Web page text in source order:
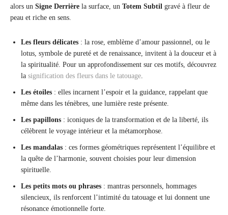
alors un Signe Derrière la surface, un Totem Subtil gravé à fleur de
peau et riche en sens.
Les fleurs délicates : la rose, emblème d’amour passionnel, ou le
lotus, symbole de pureté et de renaissance, invitent à la douceur et à
la spiritualité. Pour un approfondissement sur ces motifs, découvrez
la signification des fleurs dans le tatouage
Les étoiles : elles incarnent l’espoir et la guidance, rappelant que
même dans les ténèbres, une lumière reste présente.
Les papillons : iconiques de la transformation et de la liberté, ils
célèbrent le voyage intérieur et la métamorphose.
Les mandalas : ces formes géométriques représentent l’équilibre et
la quête de l’harmonie, souvent choisies pour leur dimension
spirituelle.
Les petits mots ou phrases : mantras personnels, hommages
silencieux, ils renforcent l’intimité du tatouage et lui donnent une
résonance émotionnelle forte.